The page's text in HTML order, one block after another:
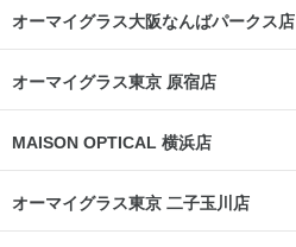
オーマイグラス大阪なんばパークス店
オーマイグラス東京 原宿店
MAISON OPTICAL 横浜店
オーマイグラス東京 二子玉川店